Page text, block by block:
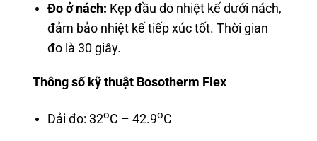
Đo ở nách: Kẹp đầu do nhiệt kế dưới nách,
đảm bảo nhiệt kế tiếp xúc tốt. Thời gian
đo là 30 giây.
Thông số kỹ thuật Bosotherm Flex
Dải đo: 32oC – 42.9oC